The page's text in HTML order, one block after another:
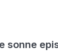
sonne